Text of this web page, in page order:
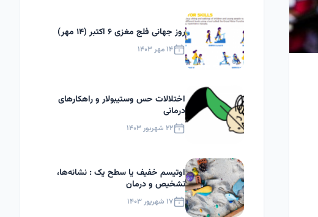
روز جهانی فلج مغزی ۶ اکتبر (۱۴ مهر)
۱۴ مهر ۱۴۰۳
اختلالات حس وستیبولار و راهکارهای
درمانی
۲۲ شهریور ۱۴۰۳
اوتیسم خفیف یا سطح یک : نشانه‌ها،
تشخیص و درمان
۱۷ شهریور ۱۴۰۳